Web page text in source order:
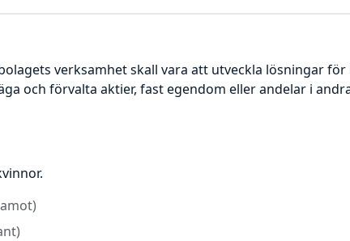
verksamhet skall vara att utveckla lösningar
och förvalta aktier, fast egendom eller andelar i